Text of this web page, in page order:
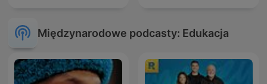
Międzynarodowe podcasty: Edukacja